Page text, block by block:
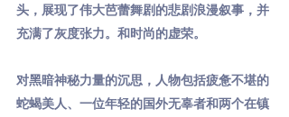
头，展现了伟大芭蕾舞剧的悲剧浪漫叙事，并
充满了灰度张力。和时尚的虚荣。
对黑暗神秘力量的沉思，人物包括疲惫不堪的
蛇蝎美人、一位年轻的国外无辜者和两个在镇